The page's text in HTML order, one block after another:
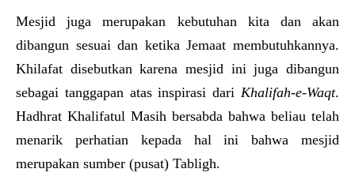
Mesjid juga merupakan kebutuhan kita dan akan
dibangun sesuai dan ketika Jemaat membutuhkannya.
Khilafat disebutkan karena mesjid ini juga dibangun
sebagai tanggapan atas inspirasi dari Khalifah-e-Waqt.
Hadhrat Khalifatul Masih bersabda bahwa beliau telah
menarik perhatian kepada hal ini bahwa mesjid
merupakan sumber (pusat) Tabligh.